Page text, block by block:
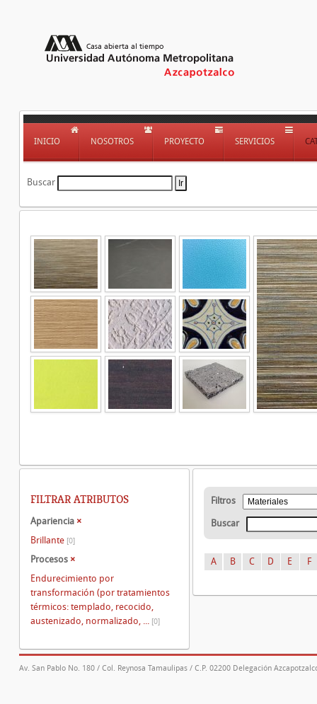
INICIO NOSOTROS PROYECTO SERVICIOS
Buscar
Filtros
Buscar
A B C D E F
FILTRAR ATRIBUTOS
Apariencia ×
Brillante [0]
Procesos ×
Endurecimiento por
transformación (por tratamientos
térmicos: templado, recocido,
austenizado, normalizado, ...
[0]
Av. San Pablo No. 180 / Col. Reynosa Tamaulipas / C.P. 02200 Delegación